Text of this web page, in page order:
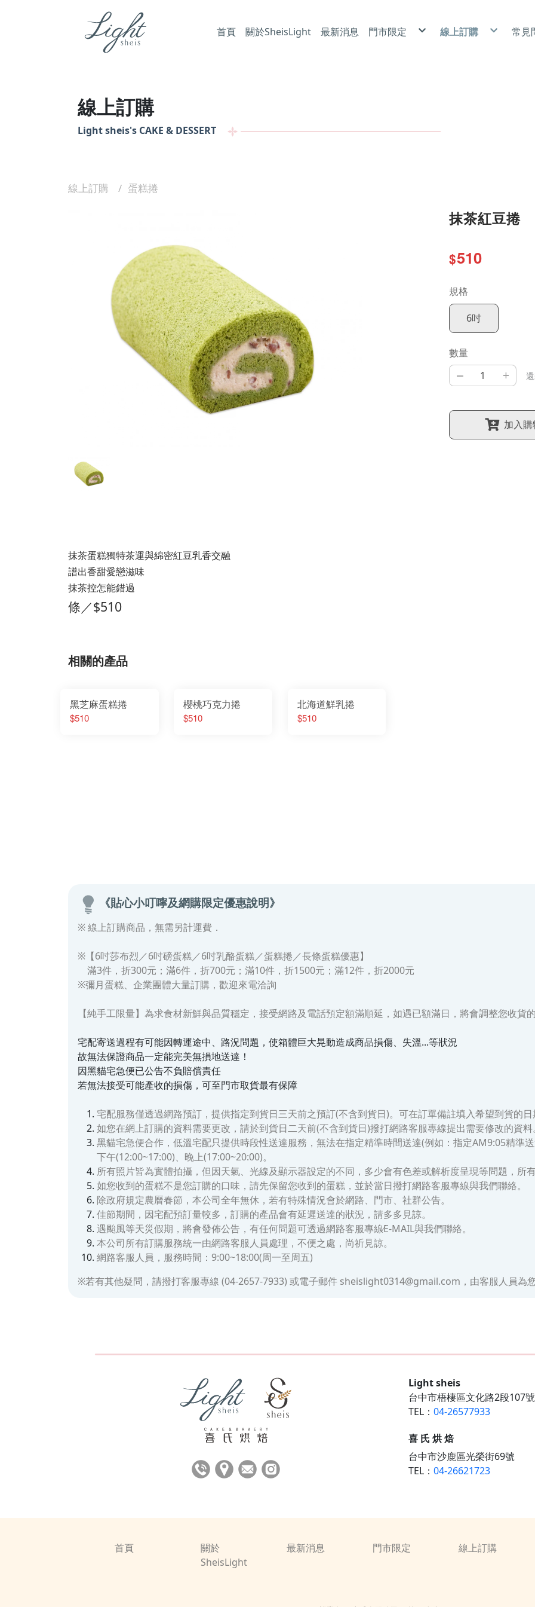
首頁 關於SheisLight 最新消息 門市限定 線上訂購 常見
線上訂購
Light sheis's CAKE & DESSERT
抹茶紅豆捲
$510
規格
6吋
數量
– +
加入
抹茶蛋糕獨特茶運與綿密紅豆乳香交融
譜出香甜愛戀滋味
抹茶控怎能錯過
條／$510
相關的產品
黑芝麻蛋糕捲
$510
櫻桃巧克力捲
$510
北海道鮮乳捲
$510
線上訂購 蛋糕捲
《貼心小叮嚀及網購限定優惠說明》
※ 線上訂購商品，無需另計運費．
※【6吋莎布烈／6吋磅蛋糕／6吋乳酪蛋糕／蛋糕捲／長條蛋糕優惠】
滿3件，折300元； 滿6件，折700元；滿10件，折1500元；滿12件，折2000元
※彌月蛋糕、企業團體大量訂購，歡迎來電洽詢
【純手工限量】為求食材新鮮與品質穩定，接受網路及電話預定額滿順延，如遇已額滿日，將會調整您收貨
宅配寄送過程有可能因轉運途中、路況問題，使箱體巨大晃動造成商品損傷、失溫...等狀況
故無法保證商品一定能完美無損地送達！
因黑貓宅急便已公告不負賠償責任
若無法接受可能產收的損傷，可至門市取貨最有保障
宅配服務僅透過網路預訂，提供指定到貨日三天前之預訂(不含到貨日)。可在訂單備註填入希望到貨的
如您在網上訂購的資料需要更改，請於到貨日二天前(不含到貨日)撥打網路客服專線提出需要修改的資料
黑貓宅急便合作，低溫宅配只提供時段性送達服務，無法在指定精準時間送達(例如：指定AM9:05精準
下午(12:00~17:00)、晚上(17:00~20:00)。
所有照片皆為實體拍攝，但因天氣、光線及顯示器設定的不同，多少會有色差或解析度呈現等問題，所
如您收到的蛋糕不是您訂購的口味，請先保留您收到的蛋糕，並於當日撥打網路客服專線與我們聯絡。
除政府規定農曆春節，本公司全年無休，若有特殊情況會於網路、門市、社群公告。
佳節期間，因宅配預訂量較多，訂購的產品會有延遲送達的狀況，請多多見諒。
遇颱風等天災假期，將會發佈公告，有任何問題可透過網路客服專線∕E-MAIL與我們聯絡。
本公司所有訂購服務統一由網路客服人員處理，不便之處，尚祈見諒。
網路客服人員，服務時間：9:00~18:00(周一至周五)
※若有其他疑問，請撥打客服專線 (04-2657-7933) 或電子郵件 sheislight0314@gmail.com，由客服人員為
Light sheis
台中市梧棲區文化路2段107號
TEL： 04-26577933
喜 氏 烘 焙
台中市沙鹿區光榮街69號
TEL： 04-26621723
首頁
關於
SheisLight
最新消息 門市限定 線上訂購